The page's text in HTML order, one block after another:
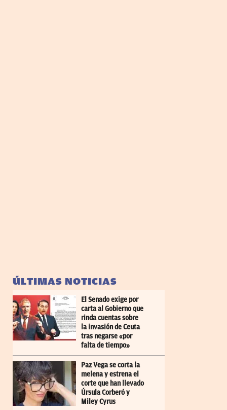
ÚLTIMAS NOTICIAS
El Senado exige por
carta al Gobierno que
rinda cuentas sobre
la invasión de Ceuta
tras negarse «por
falta de tiempo»
Paz Vega se corta la
melena y estrena el
corte que han llevado
Úrsula Corberó y
Miley Cyrus